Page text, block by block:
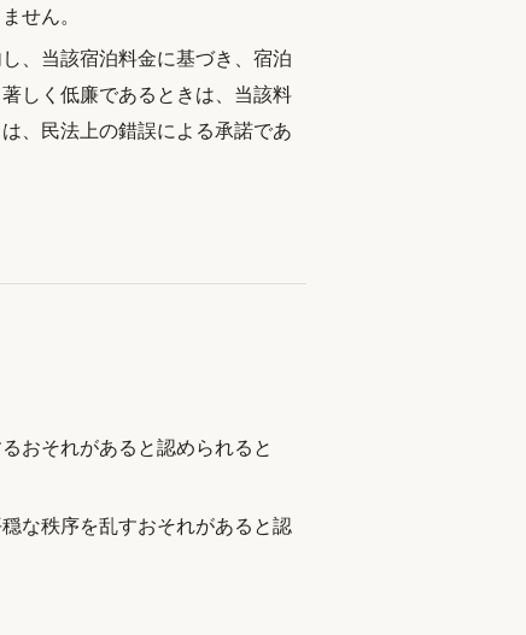
せん。
、当該宿泊料金に基づき、宿泊
しく低廉であるときは、当該料
、民法上の錯誤による承諾であ
おそれがあると認められると
な秩序を乱すおそれがあると認